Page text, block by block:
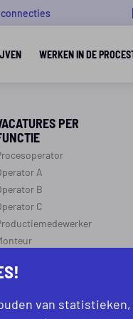
WERKEN IN DE
PER
A
B
C
leren en werken
van